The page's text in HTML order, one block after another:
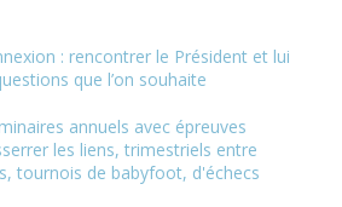
: rencontrer le Président et lui
que l’on souhaite
annuels avec épreuves
les liens, trimestriels entre
tournois de babyfoot, d'échecs